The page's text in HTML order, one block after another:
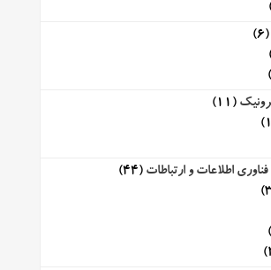
(6)
(11)
اطلاعات و ارتباطات (44)